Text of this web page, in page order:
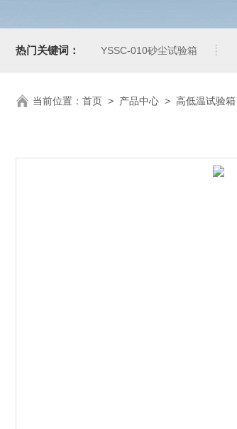
热门关键词： YSSC-010砂尘试验箱
当前位置： 首页 > 产品中心 > 高低温试验箱